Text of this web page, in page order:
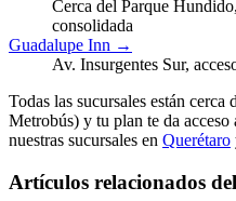
Cerca del Parque
consolidada
Guadalupe Inn →
Av. Insurgentes Sur,
Todas las sucursales están
Metrobús) y tu plan te da acceso
nuestras sucursales en Querétaro
Artículos relacionados